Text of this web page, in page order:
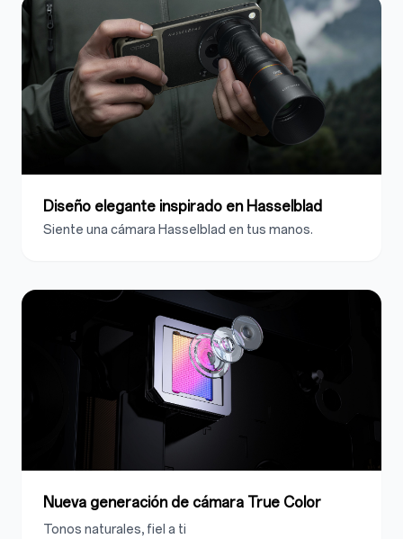
Diseño elegante inspirado en Hasselblad
Siente una cámara Hasselblad en tus manos.
Nueva generación de cámara True Color
Tonos naturales, fiel a ti